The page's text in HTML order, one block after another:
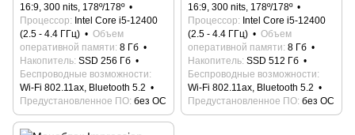
16:9, 300 nits, 178º/178º
Процессор
Intel Core i5-12400
(2.5 - 4.4 ГГц)
Объем
оперативной памяти 8 Гб
Накопитель SSD 256 Гб
Беспроводные возможности
Wi-Fi 802.11ax, Bluetooth 5.2
Предустановленное ПО без ОС
16:9, 300 nits, 178º/178º
Процессор
Intel Core i5-12400
(2.5 - 4.4 ГГц)
Объем
оперативной памяти 8 Гб
Накопитель SSD 512 Гб
Беспроводные возможности
Wi-Fi 802.11ax, Bluetooth 5.2
Предустановленное ПО без ОС